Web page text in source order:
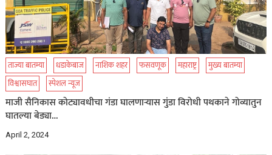
ताज्या बातम्या धडाकेबाज नाशिक शहर फसवणूक महाराष्ट्र
मुख्य बातम्या
विश्वासघात
स्पेशल न्यूज
माजी सैनिकास कोट्यावधीचा गंडा घालणाऱ्यास गुंडा विरोधी पथकाने गोव्यातुन
घातल्या बेड्या…
April 2, 2024